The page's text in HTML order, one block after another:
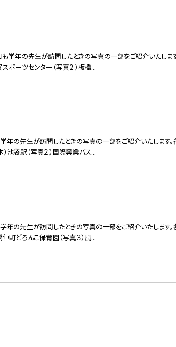
も学年の先生が訪問したときの写真の一部をご紹介いたしま
ポーツセンター（写真２）板橋...
年の先生が訪問したときの写真の一部をご紹介いたします。
池袋駅（写真２）国際興業バス...
年の先生が訪問したときの写真の一部をご紹介いたします。
仲町どろんこ保育園（写真３）風...